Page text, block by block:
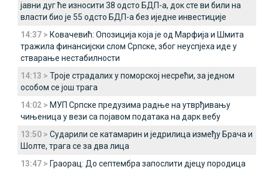
јавни дуг ће износити 38 одсто БДП-а, док сте ви били на
власти био је 55 одсто БДП-а без иједне инвестиције
14:37 > Ковачевић: Опозиција која је од Марфија и Шмита
тражила финансијски слом Српске, због неуспјеха иде у
стварање нестабилности
14:13 > Троје страдалих у поморској несрећи, за једном
особом се још трага
14:02 > МУП Српске предузима радње на утврђивању
чињеница у вези са појавом података на дарк вебу
13:50 > Сударили се катамарин и једрилица између Брача и
Шолте, трага се за два лица
13:47 > Граорац: До септембра запослити дјецу породица